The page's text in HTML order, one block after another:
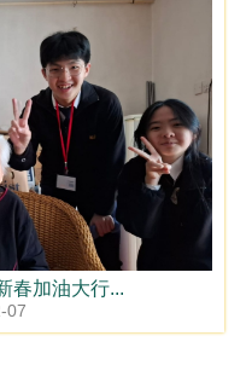
春加油大行...
07